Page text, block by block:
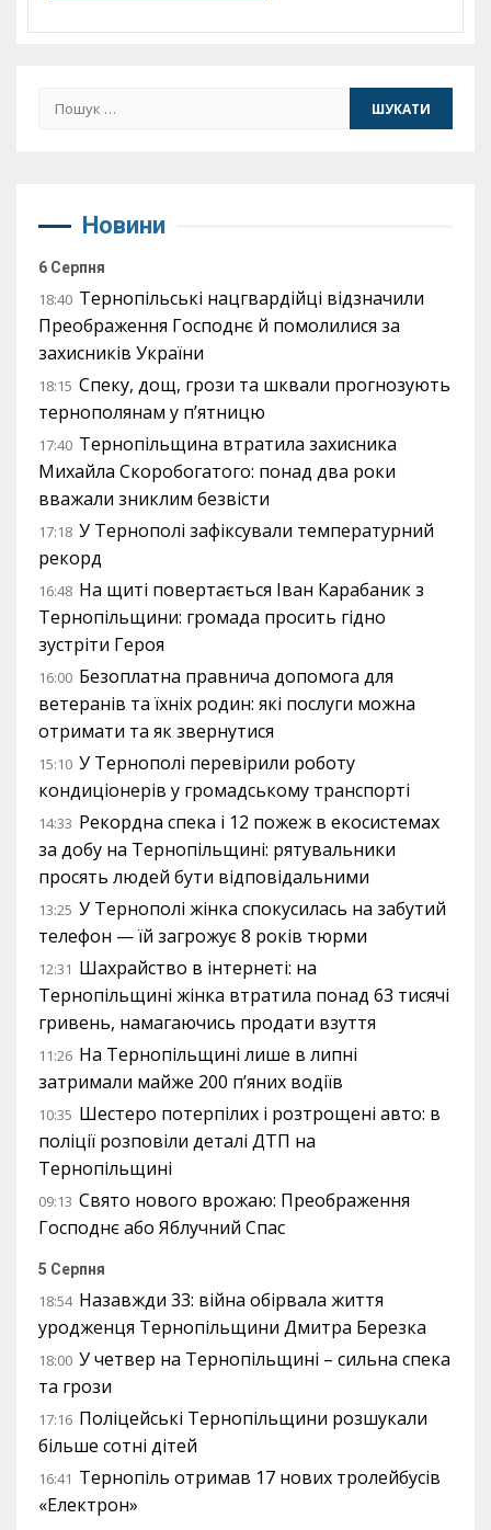
Пошук:
Новини
6 Серпня
18:40 Тернопільські нацгвардійці відзначили
Преображення Господнє й помолилися за
захисників України
18:15 Спеку, дощ, грози та шквали прогнозують
тернополянам у п’ятницю
17:40 Тернопільщина втратила захисника
Михайла Скоробогатого: понад два роки
вважали зниклим безвісти
17:18 У Тернополі зафіксували температурний
рекорд
16:48 На щиті повертається Іван Карабаник з
Тернопільщини: громада просить гідно
зустріти Героя
16:00 Безоплатна правнича допомога для
ветеранів та їхніх родин: які послуги можна
отримати та як звернутися
15:10 У Тернополі перевірили роботу
кондиціонерів у громадському транспорті
14:33 Рекордна спека і 12 пожеж в екосистемах
за добу на Тернопільщині: рятувальники
просять людей бути відповідальними
13:25 У Тернополі жінка спокусилась на забутий
телефон — їй загрожує 8 років тюрми
12:31 Шахрайство в інтернеті: на
Тернопільщині жінка втратила понад 63 тисячі
гривень, намагаючись продати взуття
11:26 На Тернопільщині лише в липні
затримали майже 200 п’яних водіїв
10:35 Шестеро потерпілих і розтрощені авто: в
поліції розповіли деталі ДТП на
Тернопільщині
09:13 Свято нового врожаю: Преображення
Господнє або Яблучний Спас
5 Серпня
18:54 Назавжди 33: війна обірвала життя
уродженця Тернопільщини Дмитра Березка
18:00 У четвер на Тернопільщині – сильна спека
та грози
17:16 Поліцейські Тернопільщини розшукали
більше сотні дітей
16:41 Тернопіль отримав 17 нових тролейбусів
«Електрон»